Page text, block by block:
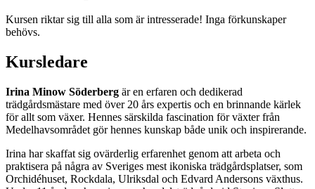
Kursen riktar sig till alla som är intresserade! Inga förkunskaper
behövs.
Kursledare
Irina Minow Söderberg är en erfaren och dedikerad
trädgårdsmästare med över 20 års expertis och en brinnande kärlek
för allt som växer. Hennes särskilda fascination för växter från
Medelhavsområdet gör hennes kunskap både unik och inspirerande.
Irina har skaffat sig ovärderlig erfarenhet genom att arbeta och
praktisera på några av Sveriges mest ikoniska trädgårdsplatser, som
Orchidéhuset, Rockdala, Ulriksdal och Edvard Andersons växthus.